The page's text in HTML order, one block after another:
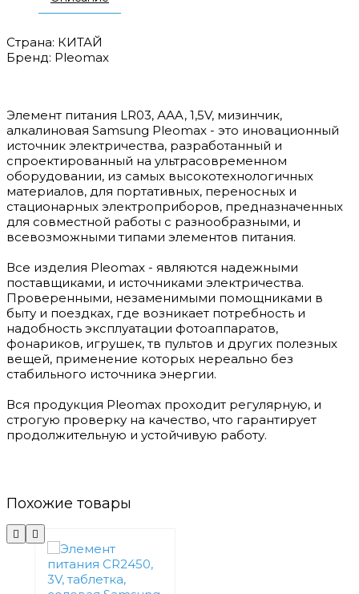
Страна: КИТАЙ
Бренд: Pleomax
Элемент питания LR03, ААA, 1,5V, мизинчик,
алкалиновая Samsung Pleomax - это иновационный
источник электричества, разработанный и
спроектированный на ультрасовременном
оборудовании, из самых высокотехнологичных
материалов, для портативных, переносных и
стационарных электроприборов, предназначенных
для совместной работы с разнообразными, и
всевозможными типами элементов питания.
Все изделия Pleomax - являются надежными
поставщиками, и источниками электричества.
Проверенными, незаменимыми помощниками в
быту и поездках, где возникает потребность и
надобность эксплуатации фотоаппаратов,
фонариков, игрушек, тв пультов и других полезных
вещей, применение которых нереально без
стабильного источника энергии.
Вся продукция Pleomax проходит регулярную, и
строгую проверку на качество, что гарантирует
продолжительную и устойчивую работу.
Похожие товары